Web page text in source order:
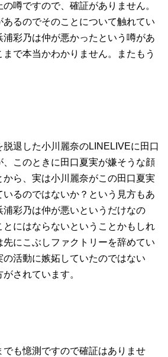
噂ですので、確証がありません。
あるのでそのことについて触れてい
浦彩乃は仲が悪かったという噂があ
で本当かわかりません。またもう
脱退した小川麗奈のLINELIVEに田口
、このときに田口夏実が嫌そうな顔
から、実は小川麗奈がこの田口夏実
るのではないか？という見方もあ
浦彩乃は仲が悪いというだけなの
とにはならないということかもしれ
先にこぶしファクトリーを辞めてい
の活動に嫉妬していたのではない
されています。
でも憶測ですので確証はありませ